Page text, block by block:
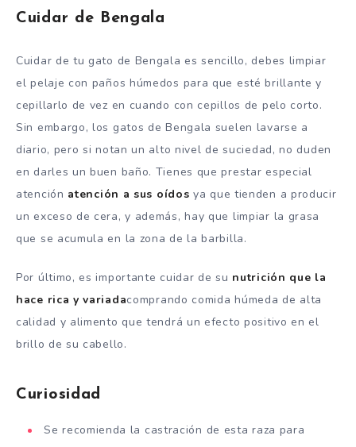
Cuidar de Bengala
Cuidar de tu gato de Bengala es sencillo, debes limpiar
el pelaje con paños húmedos para que esté brillante y
cepillarlo de vez en cuando con cepillos de pelo corto.
Sin embargo, los gatos de Bengala suelen lavarse a
diario, pero si notan un alto nivel de suciedad, no duden
en darles un buen baño. Tienes que prestar especial
atención atención a sus oídos ya que tienden a producir
un exceso de cera, y además, hay que limpiar la grasa
que se acumula en la zona de la barbilla.
Por último, es importante cuidar de su nutrición que la
hace rica y variadacomprando comida húmeda de alta
calidad y alimento que tendrá un efecto positivo en el
brillo de su cabello.
Curiosidad
Se recomienda la castración de esta raza para